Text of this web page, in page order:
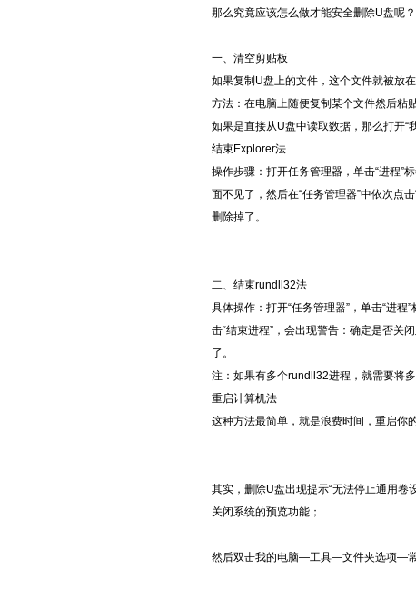
那么究竟应该怎么做才能安全删除U盘呢
一、清空剪贴板
如果复制U盘上的文件，这个文件就被放
方法：在电脑上随便复制某个文件然后粘
如果是直接从U盘中读取数据，那么打开“
结束Explorer法
操作步骤：打开任务管理器，单击“进程”
面不见了，然后在“任务管理器”中依次点
删除掉了。
二、结束rundll32法
具体操作：打开“任务管理器”，单击“进
击“结束进程”，会出现警告：确定是否关
了。
注：如果有多个rundll32进程，就需要将
重启计算机法
这种方法最简单，就是浪费时间，重启你
其实，删除U盘出现提示“无法停止通用卷
关闭系统的预览功能；
然后双击我的电脑—工具—文件夹选项—